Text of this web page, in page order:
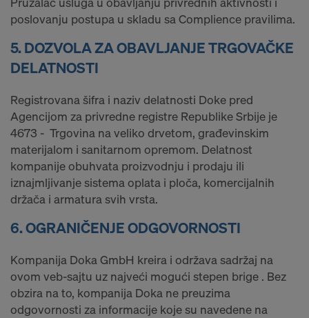
poslovanju postupa u skladu sa Complience pravilima.
5. DOZVOLA ZA OBAVLJANJE TRGOVAČKE
DELATNOSTI
Registrovana šifra i naziv delatnosti Doke pred
Agencijom za privredne registre Republike Srbije je
4673 - Trgovina na veliko drvetom, građevinskim
materijalom i sanitarnom opremom. Delatnost
kompanije obuhvata proizvodnju i prodaju ili
iznajmljivanje sistema oplata i ploča, komercijalnih
držača i armatura svih vrsta.
6. OGRANIČENJE ODGOVORNOSTI
Kompanija Doka GmbH kreira i održava sadržaj na
ovom veb-sajtu uz najveći mogući stepen brige . Bez
obzira na to, kompanija Doka ne preuzima
odgovornosti za informacije koje su navedene na